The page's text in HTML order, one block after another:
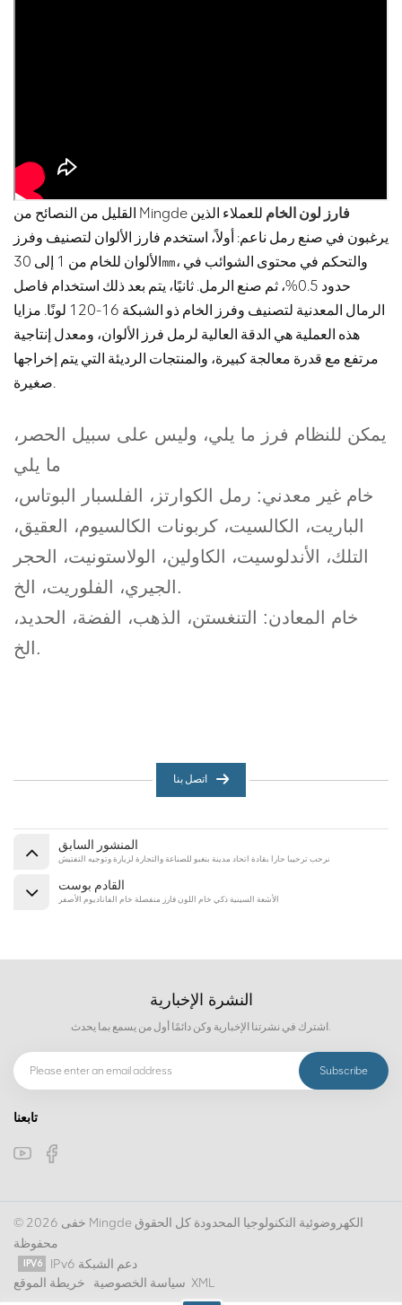
القليل من النصائح من Mingde فارز لون الخام للعملاء الذين
يرغبون في صنع رمل ناعم: أولاً، استخدم فارز الألوان لتصنيف وفرز
الألوان للخام من 1 إلى 30㎜، والتحكم في محتوى الشوائب في
حدود 0.5%، ثم صنع الرمل. ثانيًا، يتم بعد ذلك استخدام فاصل
الرمال المعدنية لتصنيف وفرز الخام ذو الشبكة 16-120 لونًا. مزايا
هذه العملية هي الدقة العالية لرمل فرز الألوان، ومعدل إنتاجية
مرتفع مع قدرة معالجة كبيرة، والمنتجات الرديئة التي يتم إخراجها
صغيرة.
يمكن للنظام فرز ما يلي، وليس على سبيل الحصر،
ما يلي
خام غير معدني: رمل الكوارتز، الفلسبار البوتاس،
الباريت، الكالسيت، كربونات الكالسيوم، العقيق،
التلك، الأندلوسيت، الكاولين، الولاستونيت، الحجر
الجيري، الفلوريت، الخ.
خام المعادن: التنغستن، الذهب، الفضة، الحديد،
الخ.
المنشور السابق
نرحب ترحيبا حارا بقادة اتحاد مدينة بنغبو للصناعة والتجارة لزيارة وتوجيه التفتيش
القادم بوست
الأشعة السينية ذكي خام اللون فارز منفصلة خام الفاناديوم الأصفر
النشرة الإخبارية
اشترك في نشرتنا الإخبارية وكن دائمًا أول من يسمع بما يحدث.
تابعنا
© 2026 خفى Mingde الكهروضوئية التكنولوجيا المحدودة كل الحقوق
محفوظة
IPv6 دعم الشبكة
خريطة الموقع
سياسة الخصوصية XML